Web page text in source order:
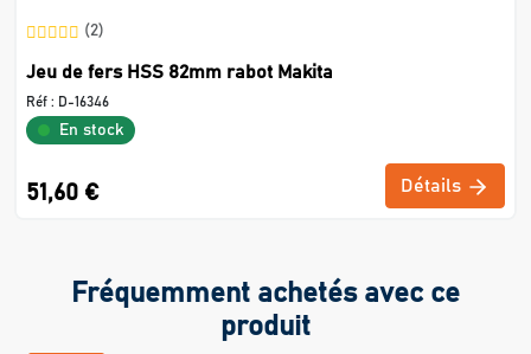
(2)
Jeu de fers HSS 82mm rabot Makita
Réf : D-16346
En stock
51,60 € Détails
Fréquemment achetés avec ce
produit